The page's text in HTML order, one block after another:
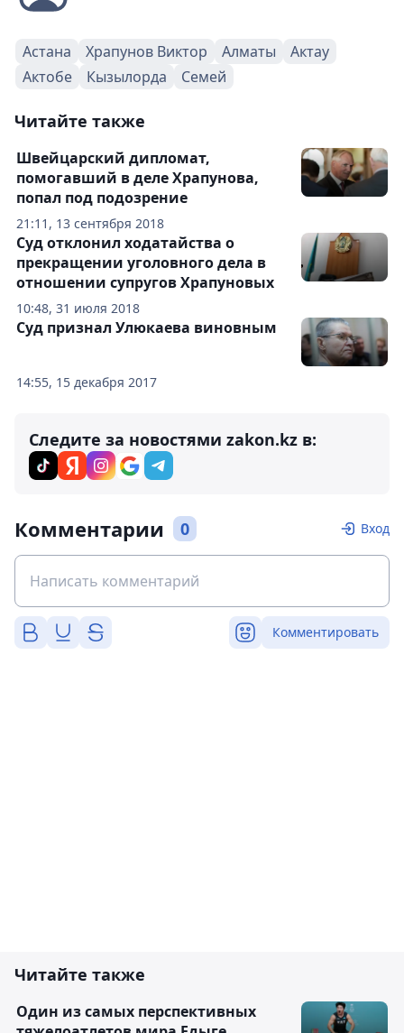
Астана Храпунов Виктор Алматы
Актау
Актобе
Кызылорда Семей
Читайте также
21:11, 13 сентября 2018
Швейцарский дипломат,
помогавший в деле Храпунова,
попал под подозрение
10:48, 31 июля 2018
Суд отклонил ходатайства о
прекращении уголовного дела в
отношении супругов Храпуновых
14:55, 15 декабря 2017
Суд признал Улюкаева виновным
Следите за новостями zakon.kz в:
Комментарии 0 Вход
Комментировать
Читайте также
Один из самых перспективных